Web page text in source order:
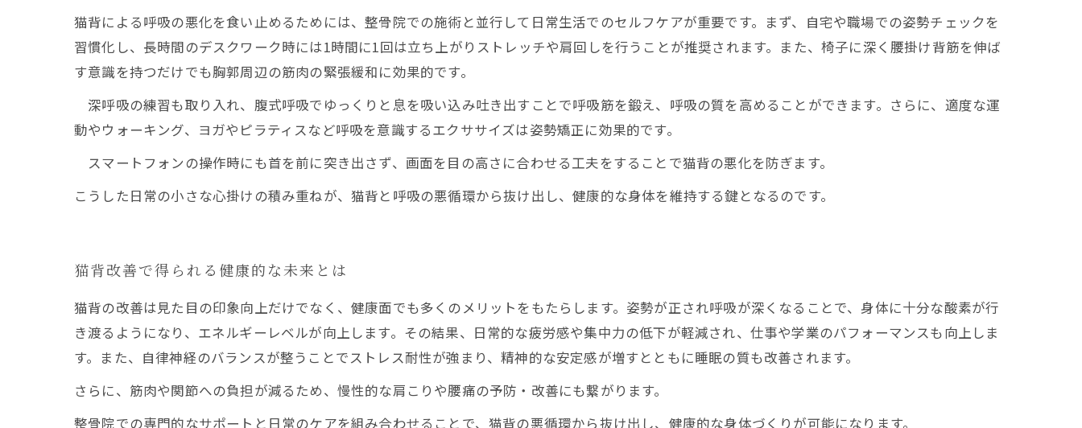
猫背による呼吸の悪化を食い止めるためには、整骨院での施術と並行して日常生活でのセルフケアが重要です。まず、自宅や職場での姿勢チェックを
習慣化し、長時間のデスクワーク時には1時間に1回は立ち上がりストレッチや肩回しを行うことが推奨されます。また、椅子に深く腰掛け背筋を伸ば
す意識を持つだけでも胸郭周辺の筋肉の緊張緩和に効果的です。
深呼吸の練習も取り入れ、腹式呼吸でゆっくりと息を吸い込み吐き出すことで呼吸筋を鍛え、呼吸の質を高めることができます。さらに、適度な運
動やウォーキング、ヨガやピラティスなど呼吸を意識するエクササイズは姿勢矯正に効果的です。
スマートフォンの操作時にも首を前に突き出さず、画面を目の高さに合わせる工夫をすることで猫背の悪化を防ぎます。
こうした日常の小さな心掛けの積み重ねが、猫背と呼吸の悪循環から抜け出し、健康的な身体を維持する鍵となるのです。
猫背改善で得られる健康的な未来とは
猫背の改善は見た目の印象向上だけでなく、健康面でも多くのメリットをもたらします。姿勢が正され呼吸が深くなることで、身体に十分な酸素が行
き渡るようになり、エネルギーレベルが向上します。その結果、日常的な疲労感や集中力の低下が軽減され、仕事や学業のパフォーマンスも向上しま
す。また、自律神経のバランスが整うことでストレス耐性が強まり、精神的な安定感が増すとともに睡眠の質も改善されます。
さらに、筋肉や関節への負担が減るため、慢性的な肩こりや腰痛の予防・改善にも繋がります。
整骨院での専門的なサポートと日常のケアを組み合わせることで、猫背の悪循環から抜け出し、健康的な身体づくりが可能になります。